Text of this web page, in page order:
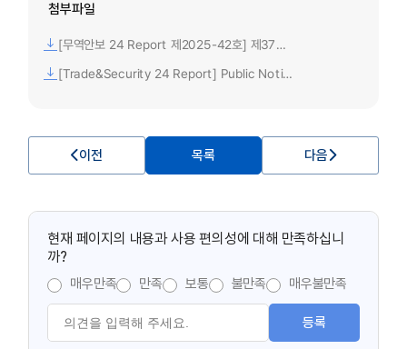
첨부파일
[무역안보 24 Report 제2025-42호] 제37차 전략물자 수출입고시 개정안 행정예고.pdf
[Trade&Security 24 Report] Public Notice of the Interim 37th Amendment to the Notice on the Export or Import of Strategic Items.pdf
이전 목록 다음
현재 페이지의 내용과 사용 편의성에 대해 만족하십니
까?
매우만족 만족 보통 불만족 매우불만족
등록